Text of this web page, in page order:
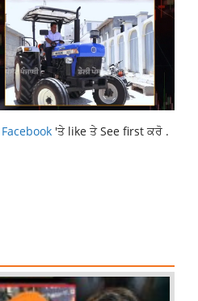
Facebook 'ਤੇ like ਤੇ See first ਕਰੋ .